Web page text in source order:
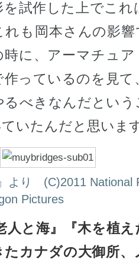
試作した上でこれ
も岡本さんの影響
に、アーマチュア
っているのを見て
るべきなんだという
いたんだと思いま
より (C)2011 National
Pictures
人と海』『木を植え
カナダの大御所、